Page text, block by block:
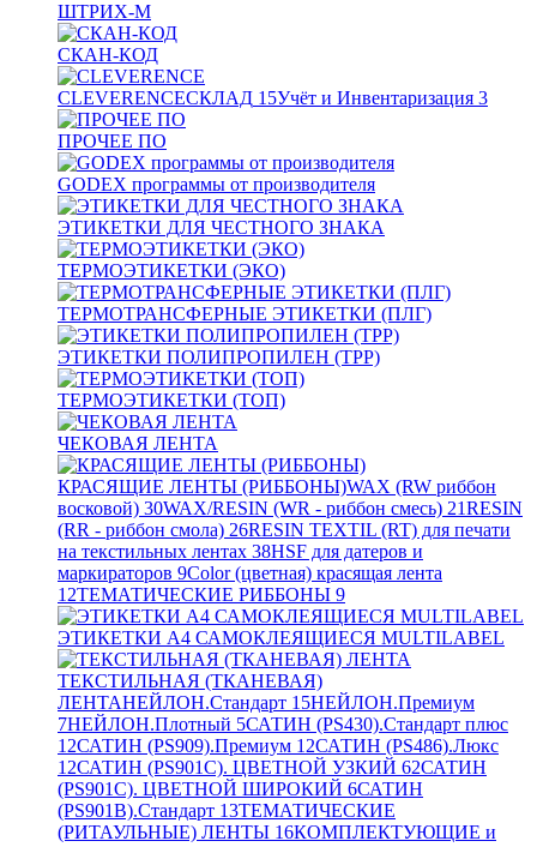
ШТРИХ-М
СКАН-КОД
CLEVERENCEСКЛАД 15Учёт и Инвентаризация 3
ПРОЧЕЕ ПО
GODEX программы от производителя
ЭТИКЕТКИ ДЛЯ ЧЕСТНОГО ЗНАКА
ТЕРМОЭТИКЕТКИ (ЭКО)
ТЕРМОТРАНСФЕРНЫЕ ЭТИКЕТКИ (ПЛГ)
ЭТИКЕТКИ ПОЛИПРОПИЛЕН (TPP)
ТЕРМОЭТИКЕТКИ (ТОП)
ЧЕКОВАЯ ЛЕНТА
КРАСЯЩИЕ ЛЕНТЫ (РИББОНЫ)WAX (RW риббон
восковой) 30WAX/RESIN (WR - риббон смесь) 21RESIN
(RR - риббон смола) 26RESIN TEXTIL (RT) для печати
на текстильных лентах 38HSF для датеров и
маркираторов 9Color (цветная) красящая лента
12ТЕМАТИЧЕСКИЕ РИББОНЫ 9
ЭТИКЕТКИ А4 САМОКЛЕЯЩИЕСЯ MULTILABEL
ТЕКСТИЛЬНАЯ (ТКАНЕВАЯ)
ЛЕНТАНЕЙЛОН.Стандарт 15НЕЙЛОН.Премиум
7НЕЙЛОН.Плотный 5САТИН (PS430).Стандарт плюс
12САТИН (PS909).Премиум 12САТИН (PS486).Люкс
12САТИН (PS901C). ЦВЕТНОЙ УЗКИЙ 62САТИН
(PS901C). ЦВЕТНОЙ ШИРОКИЙ 6САТИН
(PS901B).Стандарт 13ТЕМАТИЧЕСКИЕ
(РИТАУЛЬНЫЕ) ЛЕНТЫ 16КОМПЛЕКТУЮЩИЕ и